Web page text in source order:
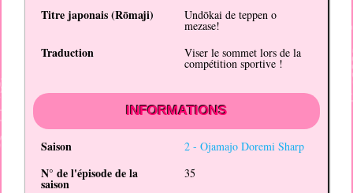
Titre japonais (Rōmaji) Undōkai de teppen o
mezase!
Traduction Viser le sommet lors de la
compétition sportive !
INFORMATIONS
Saison 2 - Ojamajo Doremi Sharp
N° de l'épisode de la
saison
35